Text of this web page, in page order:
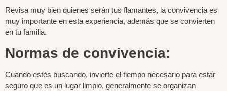
Revisa muy bien quienes serán tus flamantes, la convivencia es
muy importante en esta experiencia, además que se convierten
en tu familia.
Normas de convivencia:
Cuando estés buscando, invierte el tiempo necesario para estar
seguro que es un lugar limpio, generalmente se organizan